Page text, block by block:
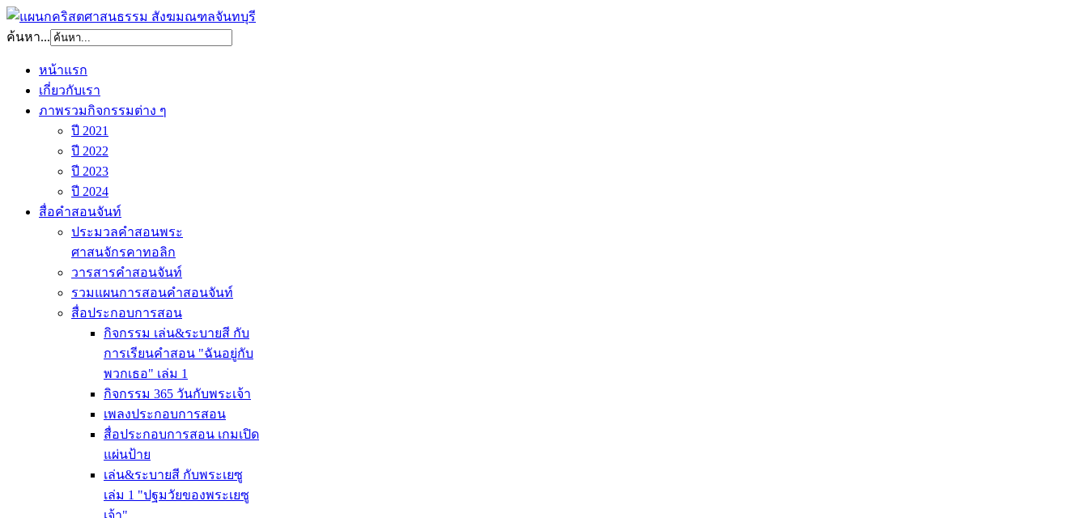
ค้นหา...
หน้าแรก
เกี่ยวกับเรา
ภาพรวมกิจกรรมต่าง ๆ
ปี 2021
ปี 2022
ปี 2023
ปี 2024
สื่อคำสอนจันท์
ประมวลคำสอนพระ
ศาสนจักรคาทอลิก
วารสารคำสอนจันท์
รวมแผนการสอนคำสอนจันท์
สื่อประกอบการสอน
กิจกรรม เล่น&ระบายสี กับ
การเรียนคำสอน "ฉันอยู่กับ
พวกเธอ" เล่ม 1
กิจกรรม 365 วันกับพระเจ้า
เพลงประกอบการสอน
สื่อประกอบการสอน เกมเปิด
แผ่นป้าย
เล่น&ระบายสี กับพระเยซู
เล่ม 1 "ปฐมวัยของพระเยซู
เจ้า"